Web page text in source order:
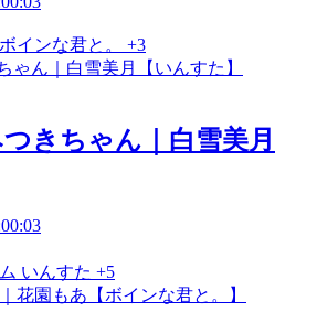
ボインな君と。 +3
つきちゃん｜白雪美月
いんすた +5